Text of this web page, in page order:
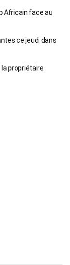
Africain face au
ce jeudi dans
propriétaire